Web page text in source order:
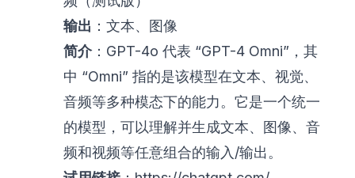
输出 ：文本、图像
简介：GPT-4o 代表 “GPT-4 Omni”，其
中 “Omni” 指的是该模型在文本、视觉、
音频等多种模态下的能力。它是一个统一
的模型，可以理解并生成文本、图像、音
频和视频等任意组合的输入/输出。